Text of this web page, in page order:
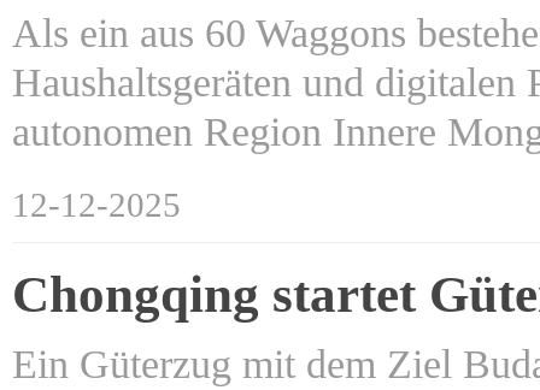
Als ein aus 60 Waggons
Haushaltsgeräten und
autonomen Region Innere
12-12-2025
Chongqing startet
Ein Güterzug mit dem Ziel